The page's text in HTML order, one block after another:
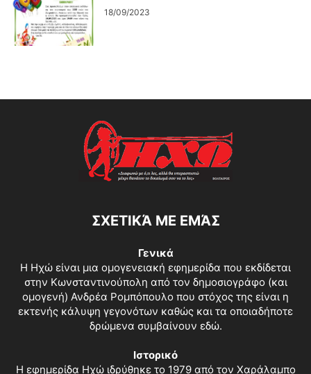
18/09/2023
ΣΧΕΤΙΚΆ ΜΕ ΕΜΆΣ
Γενικά
Η Ηχώ είναι μια ομογενειακή εφημερίδα που εκδίδεται
στην Κωνσταντινούπολη από τον δημοσιογράφο (και
ομογενή) Ανδρέα Ρομπόπουλο που στόχος της είναι η
εκτενής κάλυψη γεγονότων καθώς και τα οποιαδήποτε
δρώμενα συμβαίνουν εδώ.
Ιστορικό
Η εφημερίδα Ηχώ ιδρύθηκε το 1979 από τον Χαράλαμπο